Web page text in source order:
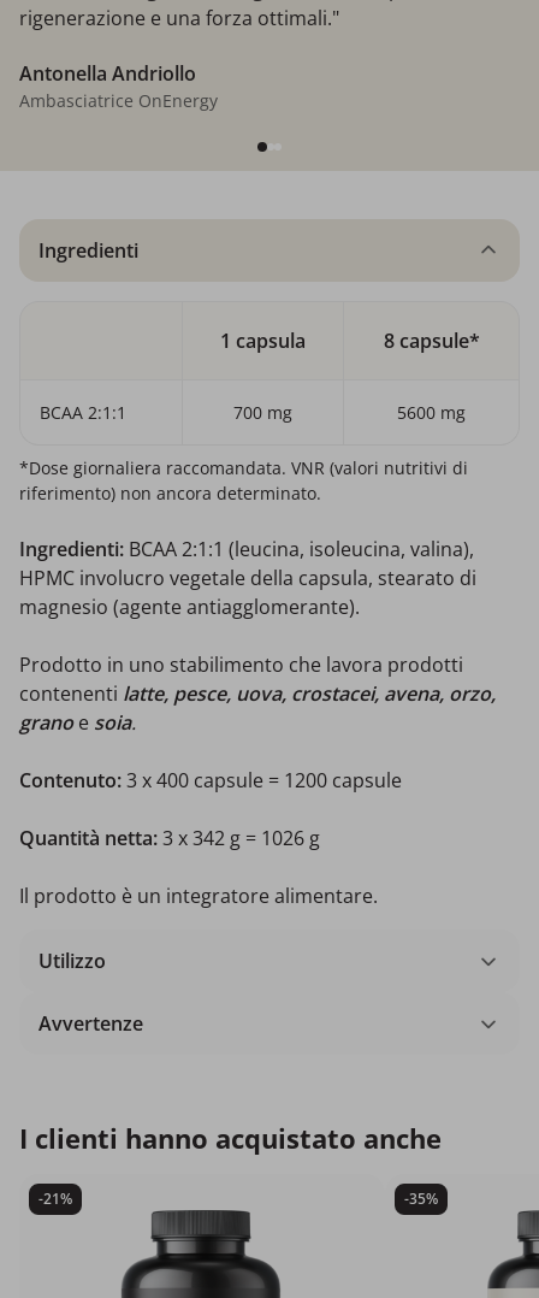
rigenerazione e una forza ottimali."
Antonella Andriollo
Ambasciatrice OnEnergy
Ingredienti
1 capsula 8 capsule*
BCAA 2:1:1 700 mg 5600 mg
*Dose giornaliera raccomandata. VNR (valori nutritivi di
riferimento) non ancora determinato.
Ingredienti: BCAA 2:1:1 (leucina, isoleucina, valina),
HPMC involucro vegetale della capsula, stearato di
magnesio (agente antiagglomerante).
Prodotto in uno stabilimento che lavora prodotti
contenenti latte, pesce, uova, crostacei, avena, orzo,
granoe soia.
Contenuto:3 x 400 capsule = 1200 capsule
Quantità netta:3 x 342 g = 1026 g
Il prodotto è un integratore alimentare.
Utilizzo
Avvertenze
I clienti hanno acquistato anche
-21% -35%